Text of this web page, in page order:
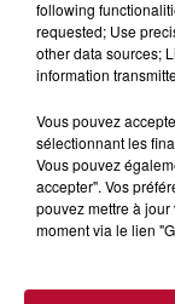
following
requested; Use
other data sources;
information
Vous pouvez
sélectionnant les
Vous pouvez
accepter". Vos
pouvez mettre à
moment via le lien